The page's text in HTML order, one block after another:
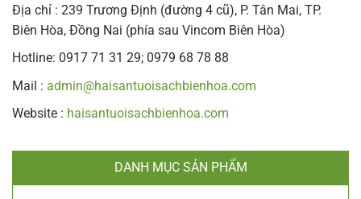
Địa chỉ : 239 Trương Định (đường 4 cũ), P. Tân Mai, TP.
Biên Hòa, Đồng Nai (phía sau Vincom Biên Hòa)
Hotline: 0917 71 31 29; 0979 68 78 88
Mail : admin@haisantuoisachbienhoa.com
Website : haisantuoisachbienhoa.com
DANH MỤC SẢN PHẨM